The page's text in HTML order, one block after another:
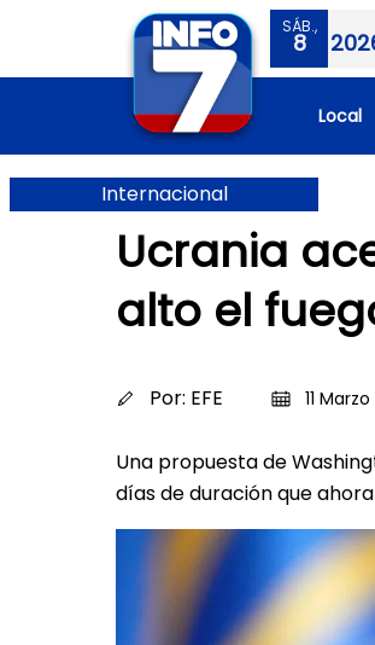
SÁB.,
8
Local
Internacional
Ucrania
alto el
Por: EFE 11
Una propuesta de
días de duración que